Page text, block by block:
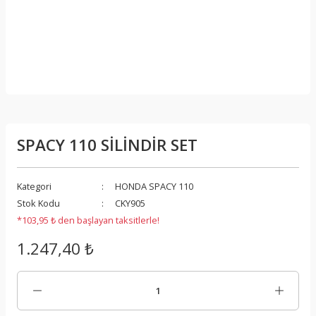
SPACY 110 SİLİNDİR SET
Kategori
HONDA SPACY 110
Stok Kodu
CKY905
*103,95 ₺ den başlayan taksitlerle!
1.247,40 ₺